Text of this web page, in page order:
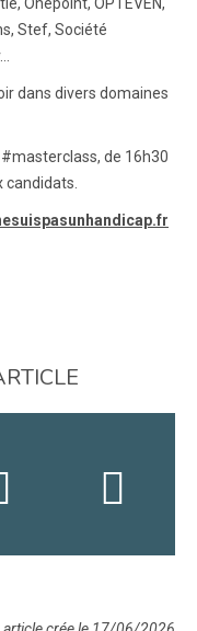
Stef, Société
dans divers domaines
de 16h30
candidats.